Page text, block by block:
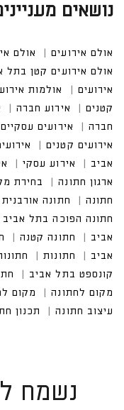
נושאים
אולם אירועים אולם
אולם אירועים קטן בתל
עים
אולמות אירועים
אירוע חברה
אירועים עסקיים
אירועים קטנים בתל
אירוע עסקי בתל אביב
נשמח